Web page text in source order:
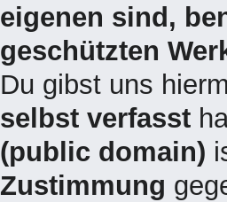
eigenen sind,
geschützten
Du gibst uns
selbst verfasst
(public domain)
Zustimmung